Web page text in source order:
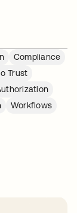
Compliance
Trust
Workflows